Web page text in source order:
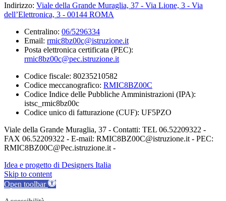
Indirizzo: Viale della Grande Muraglia, 37 - Via Lione, 3 - Via
dell’Elettronica, 3 - 00144 ROMA
Centralino: 06/5296334
Email: rmic8bz00c@istruzione.it
Posta elettronica certificata (PEC):
rmic8bz00c@pec.istruzione.it
Codice fiscale: 80235210582
Codice meccanografico: RMIC8BZ00C
Codice Indice delle Pubbliche Amministrazioni (IPA):
istsc_rmic8bz00c
Codice unico di fatturazione (CUF): UF5PZO
Viale della Grande Muraglia, 37 - Contatti: TEL 06.52209322 -
FAX 06.52209322 - E-mail: RMIC8BZ00C@istruzione.it - PEC:
RMIC8BZ00C@Pec.istruzione.it -
Idea e progetto di Designers Italia
Skip to content
Open toolbar